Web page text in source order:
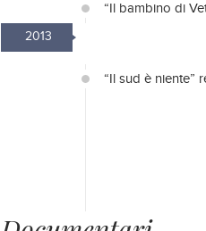
“Il bambino di
2013
“Il sud è niente”